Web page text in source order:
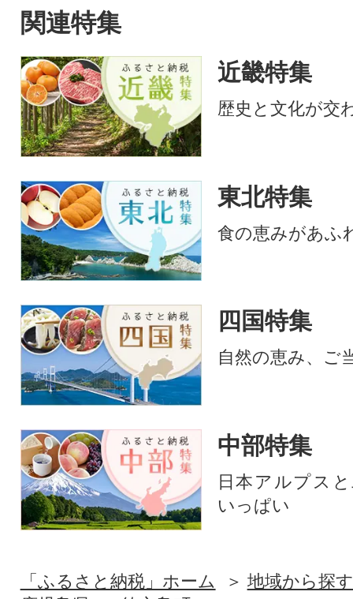
関連特集
近畿特集
歴史と文化が交
東北特集
食の恵みがあふ
四国特集
自然の恵み、ご
中部特集
日本アルプス
いっぱい
「ふるさと納税」ホーム
地域から探す